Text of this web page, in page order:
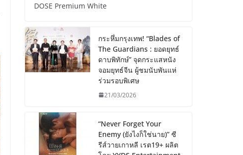
DOSE Premium White
กระหึ่มกรุงเทพ! “Blades of
The Guardians : ยอดยุทธ์
ดาบพิทักษ์” จุดกระแสหนัง
จอมยุทธ์จีน ผู้ชมนับพันแห่
ร่วมรอบพิเศษ
21/03/2026
“Never Forget Your
Enemy (ยังไงก็ใช่นาย)” ซี
รีส์วายเกาหลี เรต19+ ผลิต